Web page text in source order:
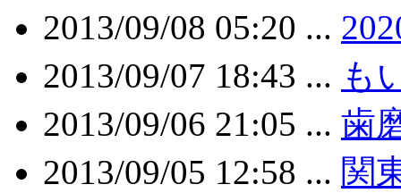
2013/09/08 05:20 ...
2013/09/07 18:43 ... も
2013/09/06 21:05 ... 歯
2013/09/05 12:58 ... 関